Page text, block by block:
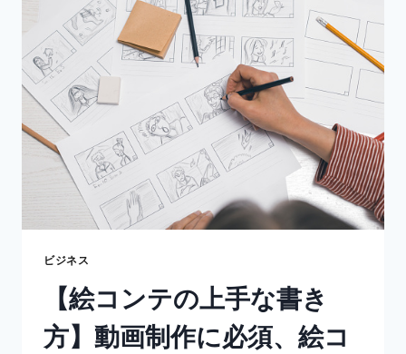
ィ
ブ
と
や
仕
事
種
類、
界
で
の
ビジネス
【絵コンテの上手な書き
方】動画制作に必須、絵コ